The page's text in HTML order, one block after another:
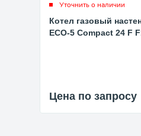
Уточнить о наличии
Котел газовый
ECO-5 Compact 24 F
Цена по запросу